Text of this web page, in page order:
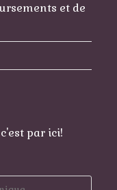
et de
par ici!